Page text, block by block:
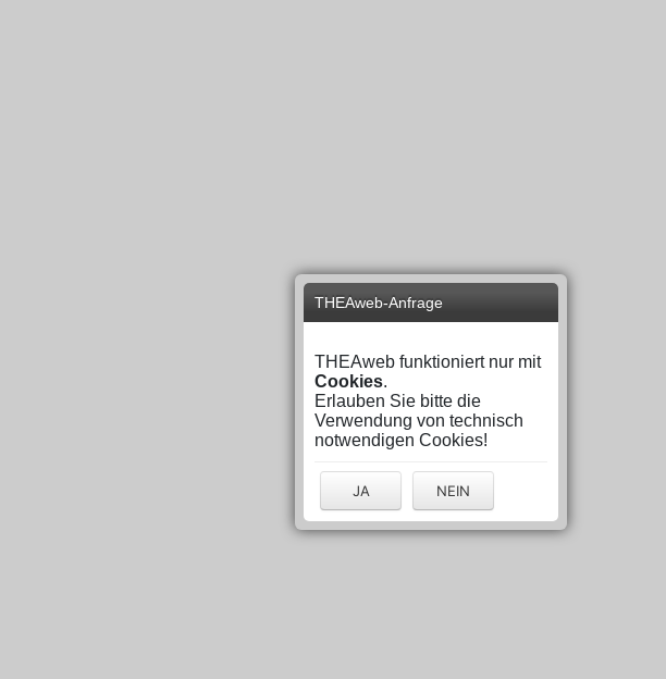
THEAweb-Anfrage
THEAweb funktioniert nur mit
Cookies.
Erlauben Sie bitte die
Verwendung von technisch
notwendigen Cookies!
JA NEIN